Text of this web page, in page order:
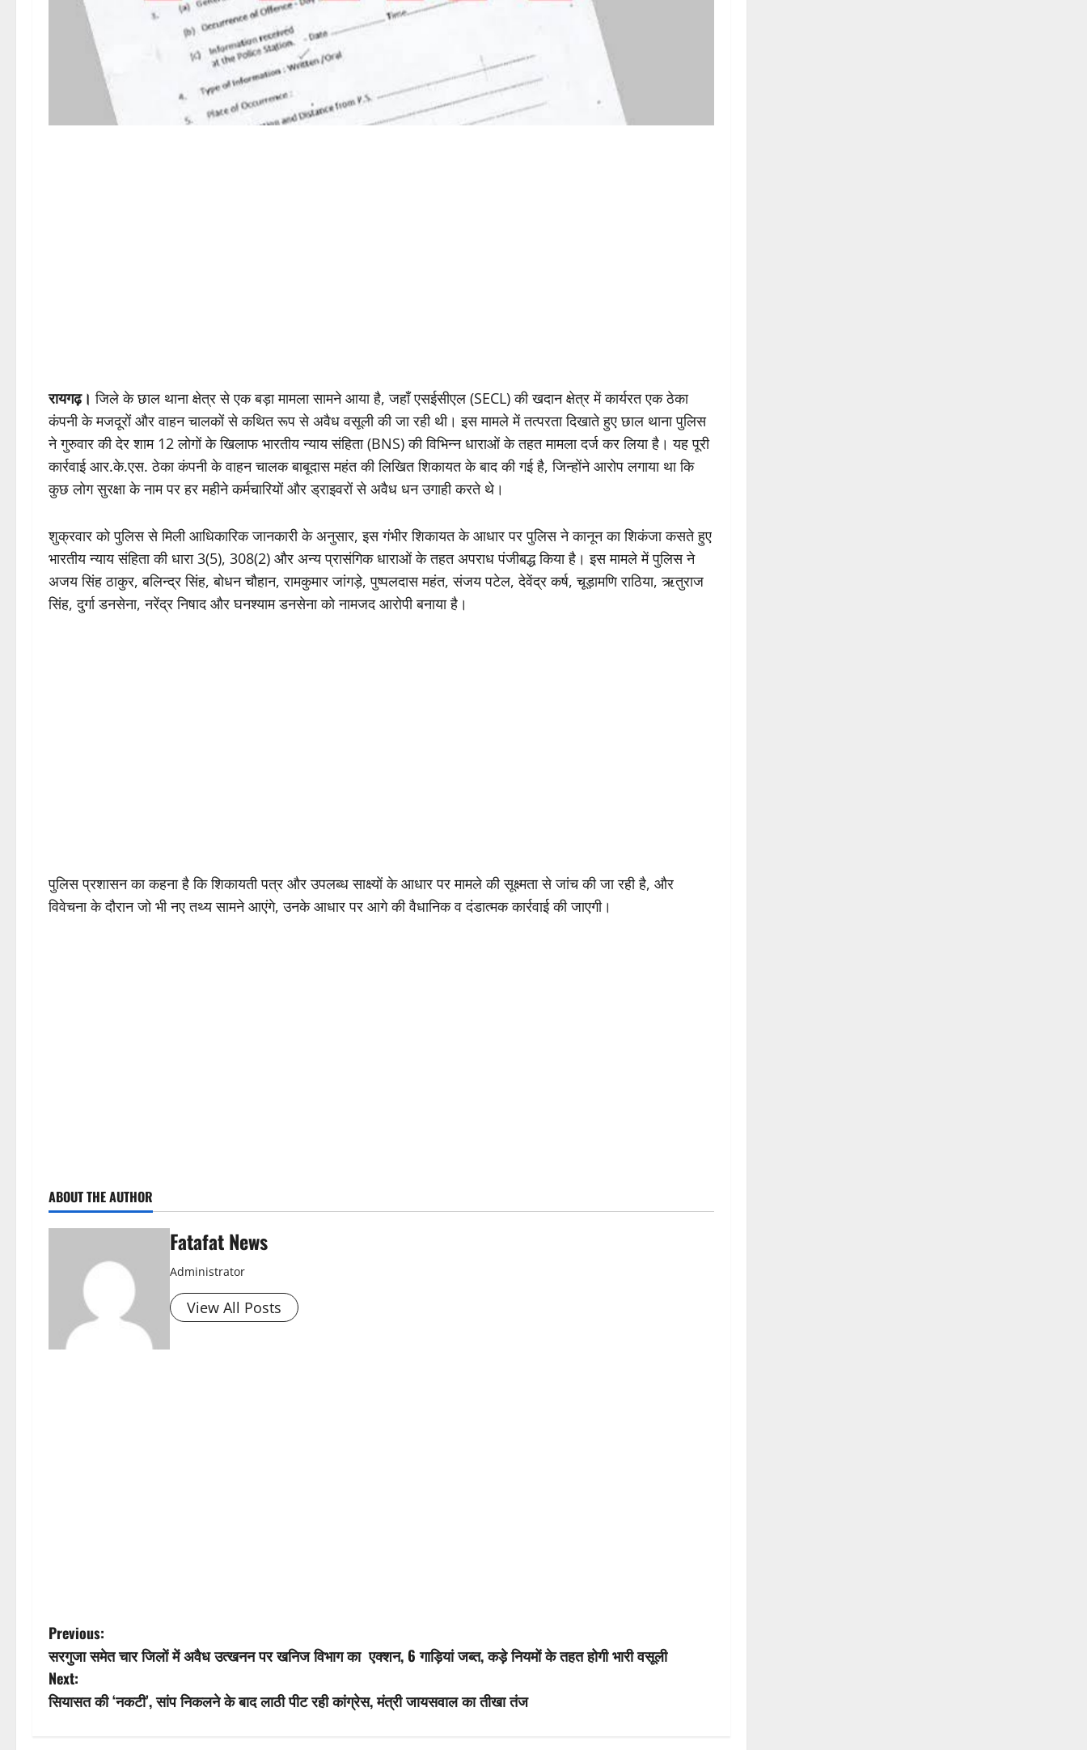
रायगढ़। जिले के छाल थाना क्षेत्र से एक बड़ा मामला सामने आया है, जहाँ एसईसीएल (SECL) की खदान क्षेत्र में कार्यरत एक ठेका
कंपनी के मजदूरों और वाहन चालकों से कथित रूप से अवैध वसूली की जा रही थी। इस मामले में तत्परता दिखाते हुए छाल थाना पुलिस
ने गुरुवार की देर शाम 12 लोगों के खिलाफ भारतीय न्याय संहिता (BNS) की विभिन्न धाराओं के तहत मामला दर्ज कर लिया है। यह पूरी
कार्रवाई आर.के.एस. ठेका कंपनी के वाहन चालक बाबूदास महंत की लिखित शिकायत के बाद की गई है, जिन्होंने आरोप लगाया था कि
कुछ लोग सुरक्षा के नाम पर हर महीने कर्मचारियों और ड्राइवरों से अवैध धन उगाही करते थे।
शुक्रवार को पुलिस से मिली आधिकारिक जानकारी के अनुसार, इस गंभीर शिकायत के आधार पर पुलिस ने कानून का शिकंजा कसते हुए
भारतीय न्याय संहिता की धारा 3(5), 308(2) और अन्य प्रासंगिक धाराओं के तहत अपराध पंजीबद्ध किया है। इस मामले में पुलिस ने
अजय सिंह ठाकुर, बलिन्द्र सिंह, बोधन चौहान, रामकुमार जांगड़े, पुष्पलदास महंत, संजय पटेल, देवेंद्र कर्ष, चूड़ामणि राठिया, ऋतुराज
सिंह, दुर्गा डनसेना, नरेंद्र निषाद और घनश्याम डनसेना को नामजद आरोपी बनाया है।
पुलिस प्रशासन का कहना है कि शिकायती पत्र और उपलब्ध साक्ष्यों के आधार पर मामले की सूक्ष्मता से जांच की जा रही है, और
विवेचना के दौरान जो भी नए तथ्य सामने आएंगे, उनके आधार पर आगे की वैधानिक व दंडात्मक कार्रवाई की जाएगी।
ABOUT THE AUTHOR
Fatafat News
Administrator
View All Posts
P
o
s
Previous:
सरगुजा समेत चार जिलों में अवैध उत्खनन पर खनिज विभाग का एक्शन, 6 गाड़ियां जब्त, कड़े नियमों के तहत होगी भारी वसूली
Next:
सियासत की ‘नकटी’, सांप निकलने के बाद लाठी पीट रही कांग्रेस, मंत्री जायसवाल का तीखा तंज